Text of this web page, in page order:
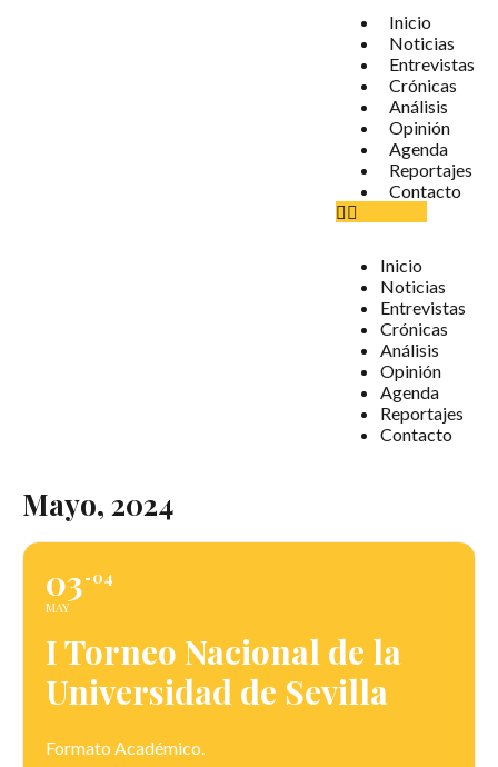
Inicio
Noticias
Entrevistas
Crónicas
Análisis
Opinión
Agenda
Reportajes
Contacto
Inicio
Noticias
Entrevistas
Crónicas
Análisis
Opinión
Agenda
Reportajes
Contacto
Mayo, 2024
03
MAY
04
I Torneo Nacional de la
Universidad de Sevilla
Formato Académico.